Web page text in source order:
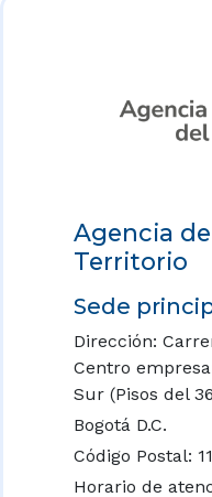
Agencia
Territorio
Sede
Dirección:
Centro
Sur (Pisos del
Bogotá D.C.
Código Postal:
Horario de